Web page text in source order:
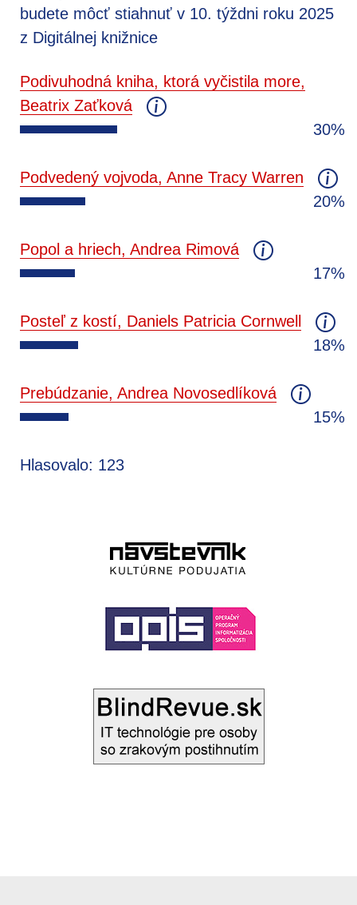
budete môcť stiahnuť v 10. týždni roku 2025
z Digitálnej knižnice
Podivuhodná kniha, ktorá vyčistila more,
Beatrix Zaťková
30%
Podvedený vojvoda, Anne Tracy Warren
20%
Popol a hriech, Andrea Rimová
17%
Posteľ z kostí, Daniels Patricia Cornwell
18%
Prebúdzanie, Andrea Novosedlíková
15%
Hlasovalo: 123